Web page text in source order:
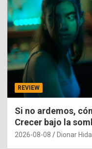
REVIEW
Si no ardemos,
Crecer bajo la
2026-08-08 Dionar